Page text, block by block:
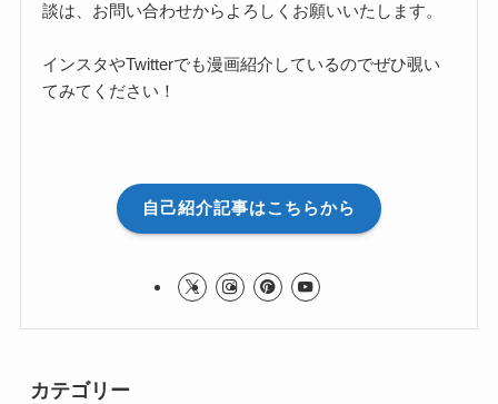
談は、お問い合わせからよろしくお願いいたします。
インスタやTwitterでも漫画紹介しているのでぜひ覗い
てみてください！
自己紹介記事はこちらから
カテゴリー